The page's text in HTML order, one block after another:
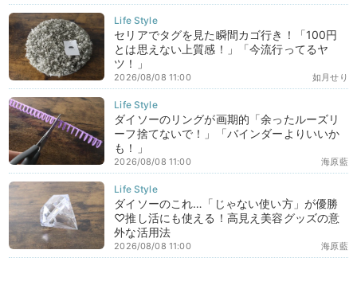
セリアでタグを見た瞬間カゴ行き！「100円
とは思えない上質感！」「今流行ってるヤ
ツ！」
如月せり
2026/08/08 11:00
ダイソーのリングが画期的「余ったルーズリ
ーフ捨てないで！」「バインダーよりいいか
も！」
海原藍
2026/08/08 11:00
ダイソーのこれ…「じゃない使い方」が優勝
♡推し活にも使える！高見え美容グッズの意
外な活用法
海原藍
2026/08/08 11:00